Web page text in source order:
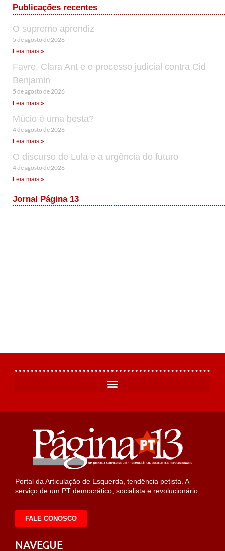
Publicações recentes
O supremo aprendiz
5 de agosto de 2026
Leia mais »
Favre, Clara Ant e o processo judicial contra Cid
Benjamin
5 de agosto de 2026
Leia mais »
Múcio é uma besta?
4 de agosto de 2026
Leia mais »
O discurso de Lula e a urgência do futuro
4 de agosto de 2026
Leia mais »
Jornal Página 13
Portal da Articulação de Esquerda, tendência petista. A
serviço de um PT democrático, socialista e revolucionário.
FALE CONOSCO
NAVEGUE